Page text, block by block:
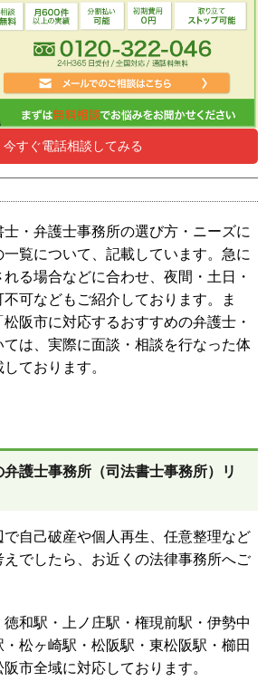
今すぐ電話相談してみる
・弁護士事務所の選び方・ニーズに
覧について、記載しています。急に
る場合などに合わせ、夜間・土日・
可などもご紹介しております。ま
松阪市に対応するおすすめの弁護士・
は、実際に面談・相談を行なった体
ております。
護士事務所（司法書士事務所）リ
で自己破産や個人再生、任意整理など
でしたら、お近くの法律事務所へご
和駅・上ノ庄駅・権現前駅・伊勢中
・松ヶ崎駅・松阪駅・東松阪駅・櫛田
市全域に対応しております。